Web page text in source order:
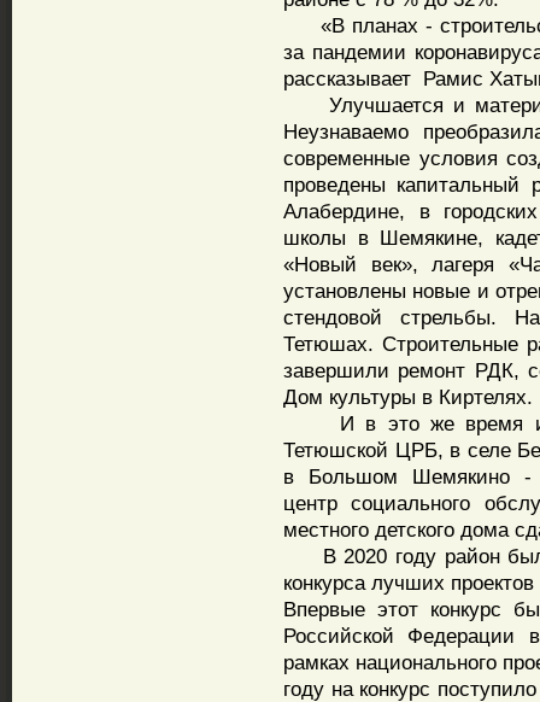
«В планах -
за пандемии
рассказывает Рамис
Улучшается и
Неузнаваемо
современные условия
проведены капитальный
Алабердине, в
школы в Шемякине,
«Новый век», лагеря
установлены новые и
стендовой стрельбы.
Тетюшах. Строительные
завершили ремонт РДК,
Дом культуры в Киртелях.
И в это же время
Тетюшской ЦРБ, в селе
в Большом Шемякино -
центр социального
местного детского дома
В 2020 году район был
конкурса лучших
Впервые этот конкурс
Российской Федерации
рамках национального
году на конкурс